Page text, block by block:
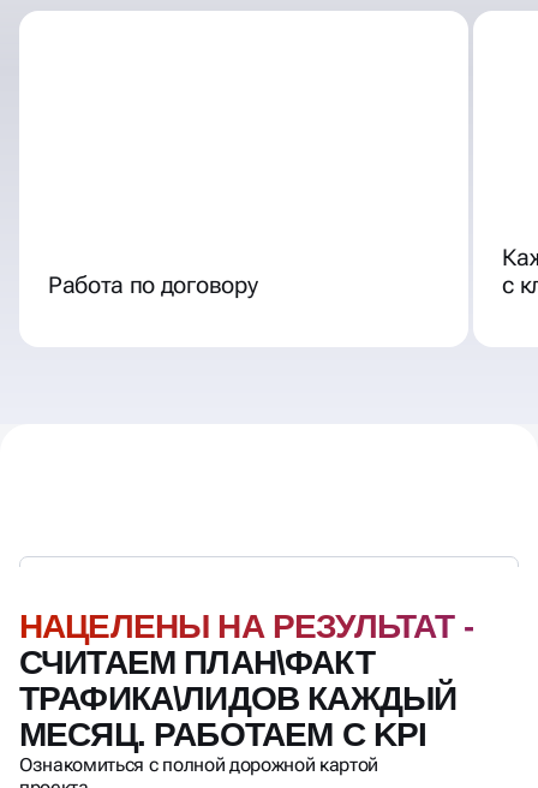
Работа по договору
с
НАЦЕЛЕНЫ НА РЕЗУЛЬТАТ -
СЧИТАЕМ ПЛАН\ФАКТ
ТРАФИКА\ЛИДОВ КАЖДЫЙ
МЕСЯЦ. РАБОТАЕМ С KPI
Ознакомиться с полной дорожной картой
проекта